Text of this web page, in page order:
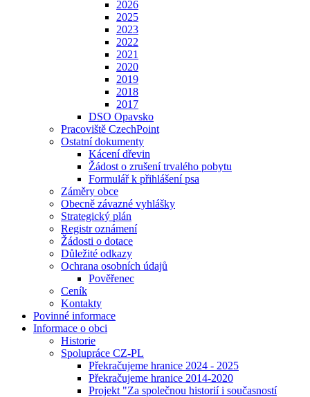
2026
2025
2023
2022
2021
2020
2019
2018
2017
DSO Opavsko
Pracoviště CzechPoint
Ostatní dokumenty
Kácení dřevin
Žádost o zrušení trvalého pobytu
Formulář k přihlášení psa
Záměry obce
Obecně závazné vyhlášky
Strategický plán
Registr oznámení
Žádosti o dotace
Důležité odkazy
Ochrana osobních údajů
Pověřenec
Ceník
Kontakty
Povinné informace
Informace o obci
Historie
Spolupráce CZ-PL
Překračujeme hranice 2024 - 2025
Překračujeme hranice 2014-2020
Projekt "Za společnou historií i současností